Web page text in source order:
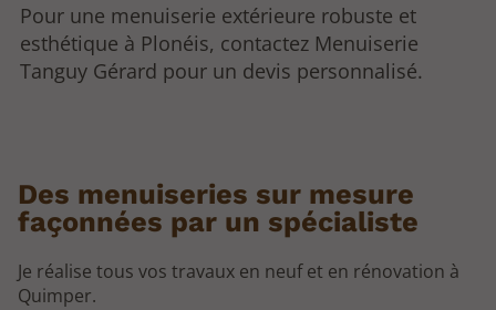
Pour une menuiserie extérieure robuste et
esthétique à Plonéis, contactez Menuiserie
Tanguy Gérard pour un devis personnalisé.
Des menuiseries sur mesure
façonnées par un spécialiste
Je réalise tous vos travaux en neuf et en rénovation à
Quimper.